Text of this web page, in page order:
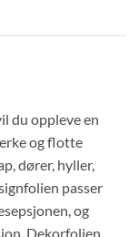
du oppleve en
og flotte
dører, hyller,
passer
og
Dekorfolien